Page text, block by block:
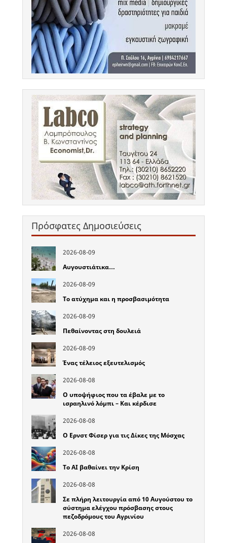
Πρόσφατες Δημοσιεύσεις
2026-08-09
Αυγουστιάτικα…
2026-08-09
Το ατύχημα και η προσβασιμότητα
2026-08-09
Πεθαίνοντας στη δουλειά
2026-08-09
Ένας τέλειος εξευτελισμός
2026-08-08
Ο υποψήφιος που τα έβαλε με το
ισραηλινό λόμπι – Και κέρδισε
2026-08-08
Ο Ερνστ Φίσερ για τις Δίκες της Μόσχας
2026-08-08
Το ΑΙ βαθαίνει την Κρίση
2026-08-08
Σε πλήρη λειτουργία από 10 Αυγούστου το
σύστημα ελέγχου πρόσβασης στους
πεζοδρόμους του Αγρινίου
2026-08-08